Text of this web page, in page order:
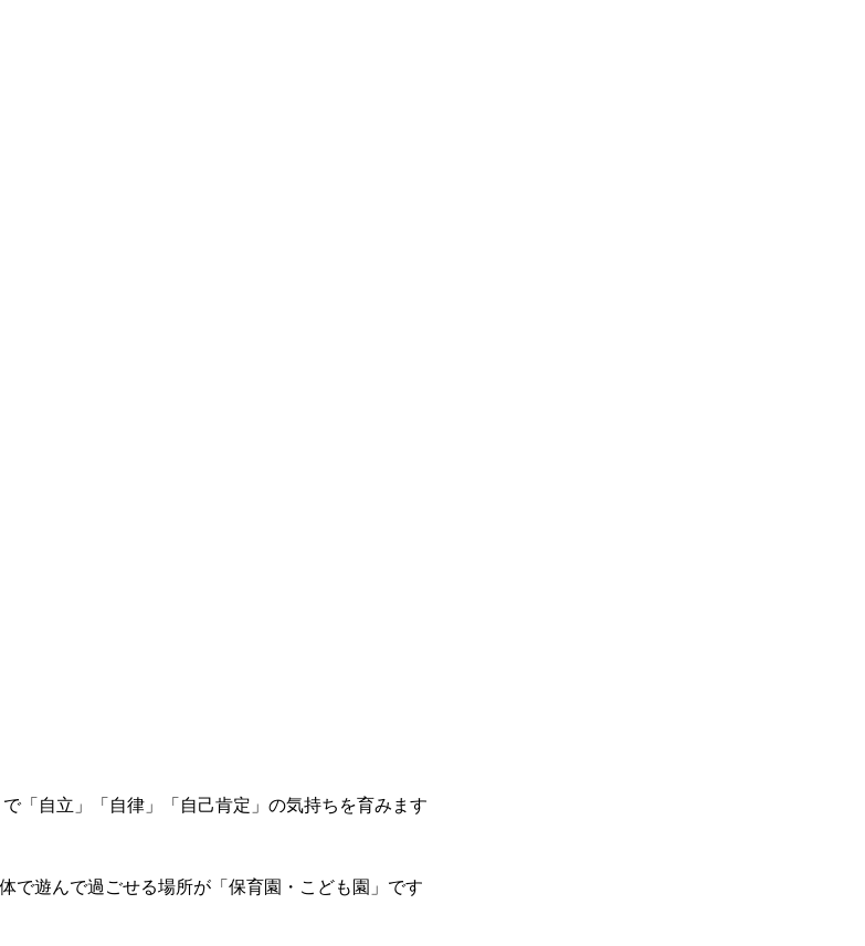
「自立」「自律」「自己肯定」の気持ちを育みます
で遊んで過ごせる場所が「保育園・こども園」です